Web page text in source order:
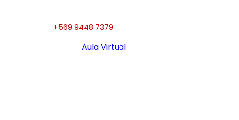
+569 9448 7379
Aula Virtual